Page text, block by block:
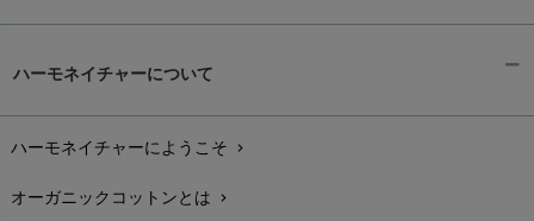
配送と送料chevron_right
在庫状況と発送予定chevron_right
ハーモネイチャーについて
ハーモネイチャーにようこそ chevron_right
オーガニックコットンとは chevron_right